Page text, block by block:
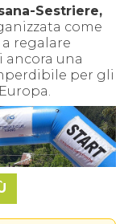
Sestriere,
come
a regalare
ancora una
per gli